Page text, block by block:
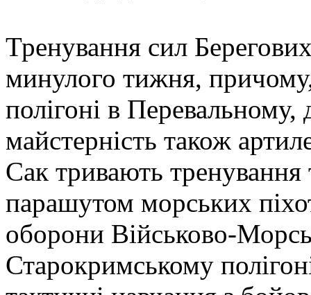
Тренування сил
минулого тижня,
полігоні в
майстерність також
Сак тривають тренування
парашутом морських
оборони Військово-
Старокримському